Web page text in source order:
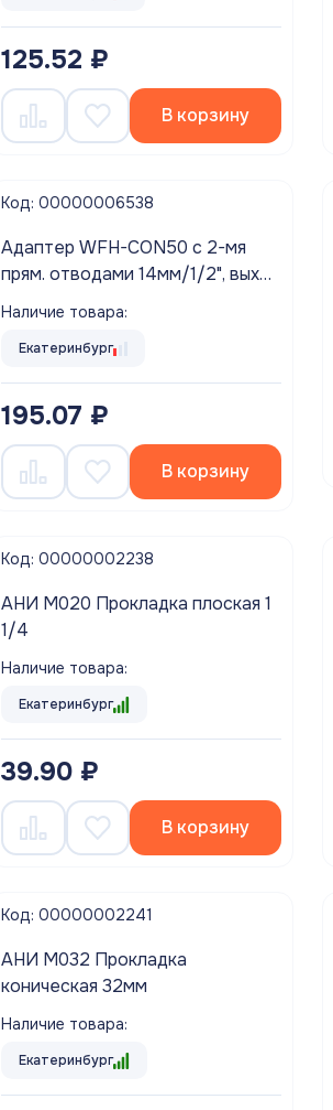
125.52 ₽
В корзину
Код: 00000006538
Адаптер WFH-CON50 с 2-мя
прям. отводами 14мм/1/2", вых
50 мм д/подкл. слива быт/тех
Наличие товара:
Екатеринбург
195.07 ₽
В корзину
Код: 00000002238
АНИ M020 Прокладка плоская 1
1/4
Наличие товара:
Екатеринбург
39.90 ₽
В корзину
Код: 00000002241
АНИ M032 Прокладка
коническая 32мм
Наличие товара:
Екатеринбург